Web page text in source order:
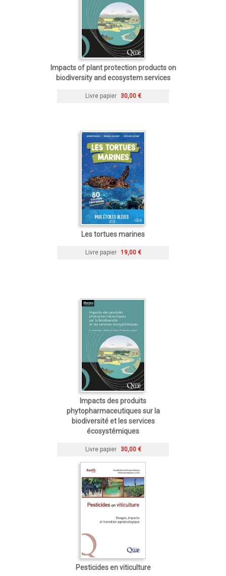
Impacts of plant protection products on
biodiversity and ecosystem services
Livre papier 30,00 €
Les tortues marines
Livre papier 19,00 €
Impacts des produits
phytopharmaceutiques sur la
biodiversité et les services
écosystémiques
Livre papier 30,00 €
Pesticides en viticulture